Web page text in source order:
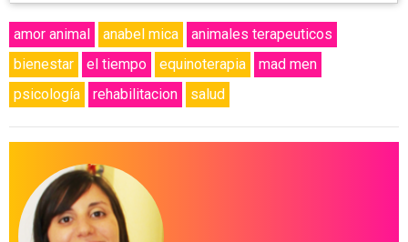
amor animal anabel mica
animales terapeuticos
bienestar
el tiempo equinoterapia
mad men
psicología
rehabilitacion salud